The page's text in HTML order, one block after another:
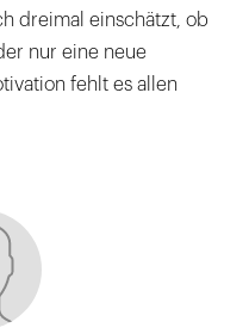
dreimal einschätzt, ob
nur eine neue
fehlt es allen